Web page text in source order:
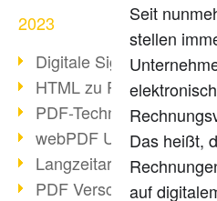
2023
Digitale Signatur in PDF
HTML zu PDF
PDF-Techniken für
webPDF Update
Langzeitarchivierung
PDF Verschlüsselung
Seit
stellen
Das heißt,
auf